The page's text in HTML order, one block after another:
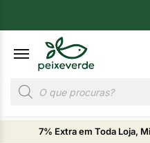
7% Extra em Toda Loja,